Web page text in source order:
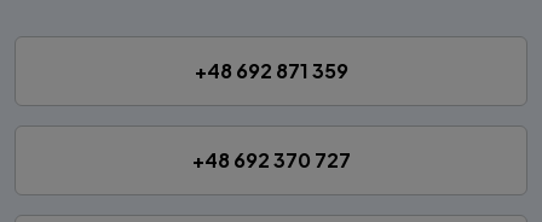
+48 692 871 359
+48 692 370 727